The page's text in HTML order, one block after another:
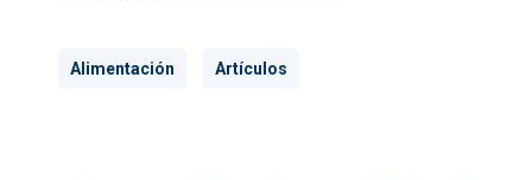
Alimentación Artículos